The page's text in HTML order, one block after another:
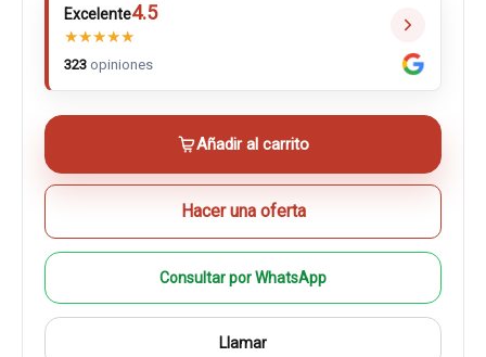
Excelente4.5
★★★★★
323 opiniones
Añadir al carrito
Hacer una oferta
Consultar por WhatsApp
Llamar